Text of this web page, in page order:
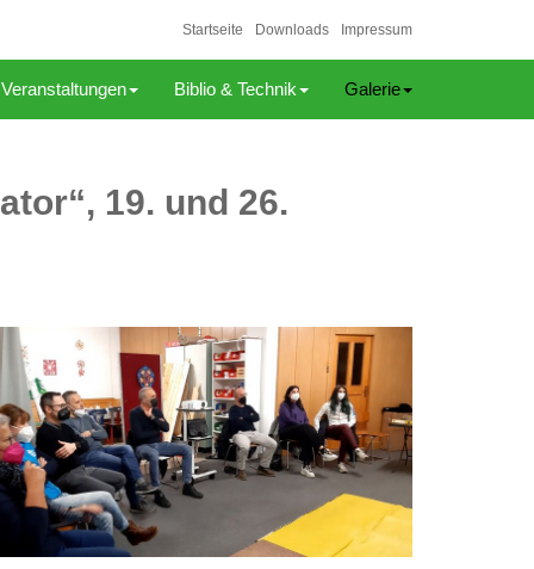
Biblio & Technik Galerie
Startseite Downloads Impressum
19. und 26.